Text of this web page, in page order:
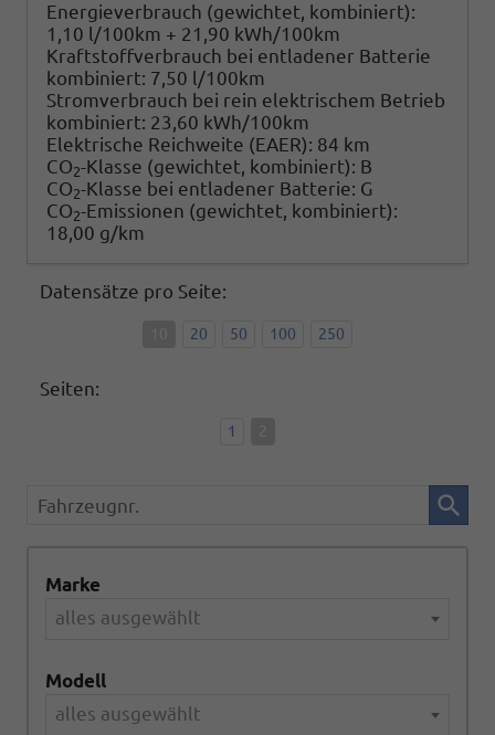
Energieverbrauch (gewichtet, kombiniert):
1,10 l/100km + 21,90 kWh/100km
Kraftstoffverbrauch bei entladener Batterie
kombiniert: 7,50 l/100km
Stromverbrauch bei rein elektrischem Betrieb
kombiniert: 23,60 kWh/100km
Elektrische Reichweite (EAER): 84 km
CO2-Klasse (gewichtet, kombiniert): B
CO2-Klasse bei entladener Batterie: G
CO2-Emissionen (gewichtet, kombiniert):
18,00 g/km
Datensätze pro Seite:
20 50 100 250
Seiten:
1
Fahrzeugnr.
Marke
alles ausgewählt
Modell
alles ausgewählt